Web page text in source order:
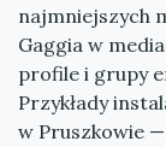
najmniejszych
Gaggia w
profile i grupy
Przykłady
w Pruszkowie